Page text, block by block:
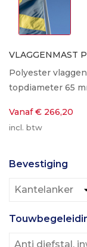
VLAGGENMAST
Polyester
topdiameter 65
Vanaf € 266,20
incl. btw
Bevestiging